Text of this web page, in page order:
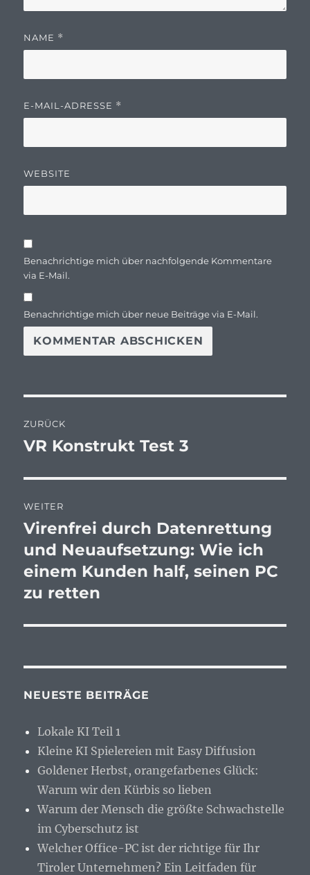
NAME *
E-MAIL-ADRESSE *
WEBSITE
Benachrichtige mich über nachfolgende Kommentare
via E-Mail.
Benachrichtige mich über neue Beiträge via E-Mail.
ZURÜCK
Vorheriger
VR Konstrukt Test 3
WEITER
Nächster
Beitrag:
Virenfrei durch Datenrettung
und Neuaufsetzung: Wie ich
einem Kunden half, seinen PC
zu retten
NEUESTE BEITRÄGE
Lokale KI Teil 1
Kleine KI Spielereien mit Easy Diffusion
Goldener Herbst, orangefarbenes Glück:
Warum wir den Kürbis so lieben
Warum der Mensch die größte Schwachstelle
im Cyberschutz ist
Welcher Office-PC ist der richtige für Ihr
Tiroler Unternehmen? Ein Leitfaden für